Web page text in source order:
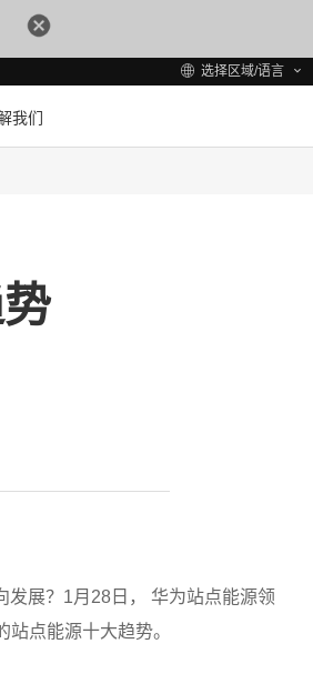
选择区域/语言
我们
发展？1月28日， 华为站点能源领
点能源十大趋势。